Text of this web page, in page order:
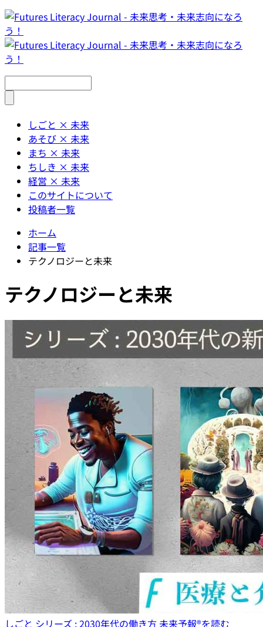
しごと × 未来
あそび × 未来
まち × 未来
ちしき × 未来
経営 × 未来
このサイトについて
投稿者一覧
ホーム
記事一覧
テクノロジーと未来
テクノロジーと未来
しごと シリーズ : 2030年代の働き方未来予報®︎を読む